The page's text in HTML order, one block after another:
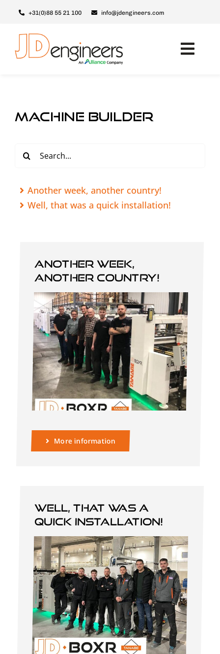
content
+31(0)88 55 21 100 info@jdengineers.com
Upgrades
Über JD
machine builder
Search
Another week, another country!
Well, that was a quick installation!
Another week,
another country!
More information
Well, that was a
quick installation!